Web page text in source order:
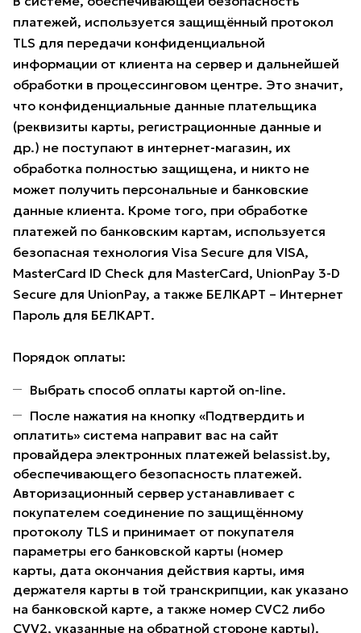
платежей, используется защищённый протокол
TLS для передачи конфиденциальной
информации от клиента на сервер и дальнейшей
обработки в процессинговом центре. Это значит,
что конфиденциальные данные плательщика
(реквизиты карты, регистрационные данные и
др.) не поступают в интернет-магазин, их
обработка полностью защищена, и никто не
может получить персональные и банковские
данные клиента. Кроме того, при обработке
платежей по банковским картам, используется
безопасная технология Visa Secure для VISA,
MasterCard ID Check для MasterCard, UnionPay 3-D
Secure для UnionPay, а также БЕЛКАРТ – Интернет
Пароль для БЕЛКАРТ.
Порядок оплаты:
Выбрать способ оплаты картой on-line.
После нажатия на кнопку «Подтвердить и
оплатить» система направит вас на сайт
провайдера электронных платежей belassist.by,
обеспечивающего безопасность платежей.
Авторизационный сервер устанавливает с
покупателем соединение по защищённому
протоколу TLS и принимает от покупателя
параметры его банковской карты (номер
карты, дата окончания действия карты, имя
держателя карты в той транскрипции, как указано
на банковской карте, а также номер CVC2 либо
CVV2, указанные на обратной стороне карты).